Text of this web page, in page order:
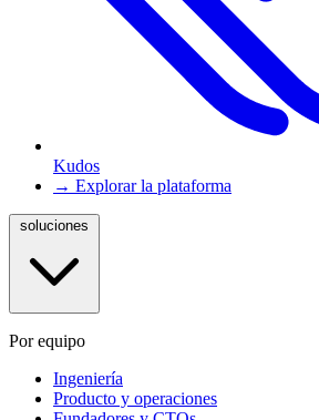
Kudos
→ Explorar la plataforma
Por equipo
Ingeniería
Producto y operaciones